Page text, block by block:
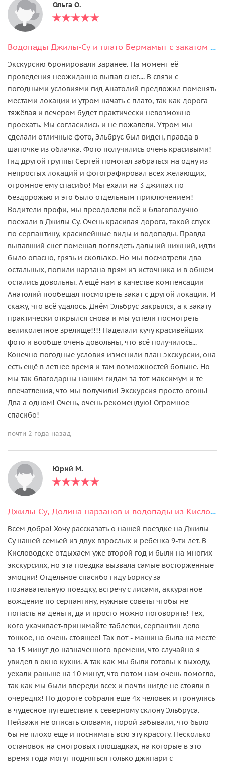
Ольга О.
Водопады Джилы-Су и плато Бермамыт с закатом за один день из Кисловодска
Экскурсию бронировали заранее. На момент её
проведения неожиданно выпал снег.... В связи с
погодными условиями гид Анатолий предложил поменять
местами локации и утром начать с плато, так как дорога
тяжёлая и вечером будет практически невозможно
проехать. Мы согласились и не пожалели. Утром мы
сделали отличные фото, Эльбрус был виден, правда в
шапочке из облачка. Фото получились очень красивыми!
Гид другой группы Сергей помогал забраться на одну из
непростых локаций и фотографировал всех желающих,
огромное ему спасибо! Мы ехали на 3 джипах по
бездорожью и это было отдельным приключением!
Водители профи, мы преодолели всё и благополучно
поехали в Джилы Су. Очень красивая дорога, такой спуск
по серпантину, красивейшые виды и водопады. Правда
выпавший снег помешал поглядеть дальний нижний, идти
было опасно, грязь и скользко. Но мы посмотрели два
остальных, попили нарзана прям из источника и в общем
остались довольны. А ещё нам в качестве компенсации
Анатолий пообещал посмотреть закат с другой локации. И
скажу, что всё удалось. Днём Эльбрус закрылся, а к закату
практически открылся снова и мы успели посмотреть
великолепное зрелище!!!! Наделали кучу красивейших
фото и вообще очень довольны, что всё получилось...
Конечно погодные условия изменили план экскурсии, она
есть ещё в летнее время и там возможностей больше. Но
мы так благодарны нашим гидам за тот максимум и те
впечатления, что мы получили! Экскурсия просто огонь!
Два а одном! Очень, очень рекомендую! Огромное
спасибо!
почти 2 года назад
Юрий М.
Джилы-Су, Долина нарзанов и водопады из Кисловодска
Всем добра! Хочу рассказать о нашей поездке на Джилы
Су нашей семьей из двух взрослых и ребенка 9-ти лет. В
Кисловодске отдыхаем уже второй год и были на многих
экскурсиях, но эта поездка вызвала самые восторженные
эмоции! Отдельное спасибо гиду Борису за
познавательную поездку, встречу с лисами, аккуратное
вождение по серпантину, нужные советы чтобы не
попасть на деньги, да и просто можно поговорить! Тех,
кого укачивает-принимайте таблетки, серпантин дело
тонкое, но очень стоящее! Так вот - машина была на месте
за 15 минут до назначенного времени, что случайно я
увидел в окно кухни. А так как мы были готовы к выходу,
уехали раньше на 10 минут, что потом нам очень помогло,
так как мы были впереди всех и почти нигде не стояли в
очередях! По дороге собрали еще 4х человек и тронулись
в чудесное путешествие к северному склону Эльбруса.
Пейзажи не описать словами, порой забывали, что было
бы не плохо еще и поснимать всю эту красоту. Несколько
остановок на смотровых площадках, на которые в это
время года могут подняться только джипари с